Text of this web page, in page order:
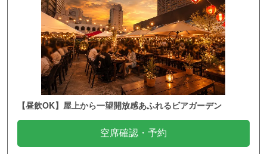
【昼飲OK】屋上から一望開放感あふれるビアガーデン
空席確認・予約